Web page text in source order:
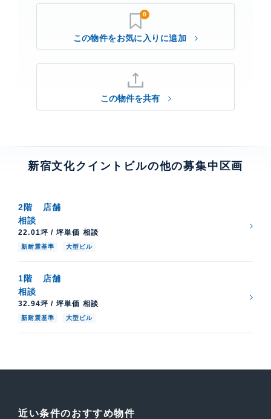
0
この物件を共有
新宿文化クイントビルの他の募集中区画
2階
店舗
相談
22.01坪 / 坪単価 相談
新耐震基準 大型ビル
1階
店舗
相談
32.94坪 / 坪単価 相談
新耐震基準 大型ビル
近い条件のおすすめ物件